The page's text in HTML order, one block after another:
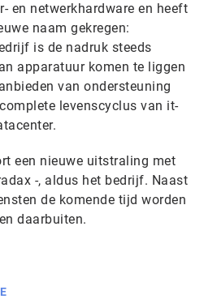
en netwerkhardware en heeft
naam gekregen:
is de nadruk steeds
apparatuur komen te liggen
van ondersteuning
levenscyclus van it-
een nieuwe uitstraling met
-, aldus het bedrijf. Naast
de komende tijd worden
daarbuiten.